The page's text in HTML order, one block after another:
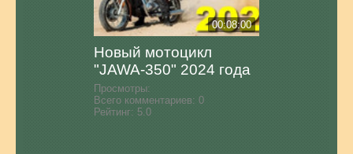
00:08:00
Новый мотоцикл
"JAWA-350" 2024 года
Просмотры:
Всего комментариев: 0
Рейтинг: 5.0